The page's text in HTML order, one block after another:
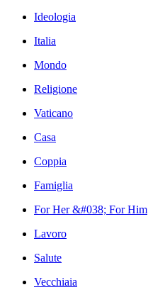
Ideologia
Italia
Mondo
Religione
Vaticano
Casa
Coppia
Famiglia
For Her &#038; For Him
Lavoro
Salute
Vecchiaia